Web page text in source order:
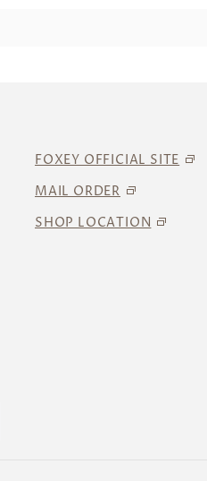
FOXEY OFFICIAL SITE
MAIL ORDER
SHOP LOCATION